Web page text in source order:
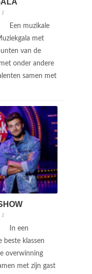
Een muzikale
met
van de
onder andere
samen met
In een
beste klassen
overwinning
met zijn gast